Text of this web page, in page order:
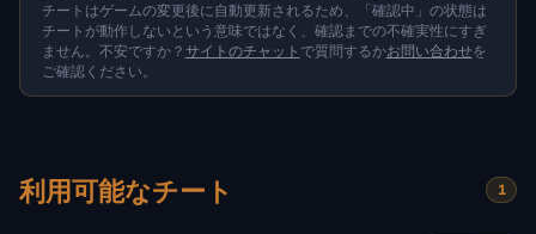
チートはゲームの変更後に自動更新されるため、「確認中」の状態は
チートが動作しないという意味ではなく、確認までの不確実性にすぎ
ません。不安ですか？ サイトのチャット で質問するかお問い合わせを
ご確認ください。
利用可能なチート 1